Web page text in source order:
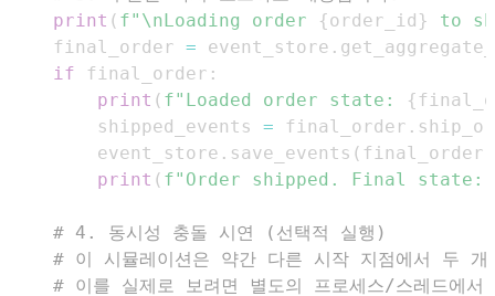
print ( f"\nLoading order {order_id }
to
    final_order
= event_store .
if final_order :
print ( f"Loaded order state: {
        shipped_events
= final_order .
        event_store
. save_events ( final_order
print ( f"Order shipped. Final state:
# 4. 동시성 충돌 시연 (선택적 실행)
# 이 시뮬레이션은 약간 다른 시작 지점에서 두 개
# 이를 실제로 보려면 별도의 프로세스/스레드에서